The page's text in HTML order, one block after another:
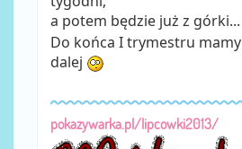
a potem będzie już z górki...
Do końca I trymestru
dalej
pokazywarka.pl/lipcowki2013/